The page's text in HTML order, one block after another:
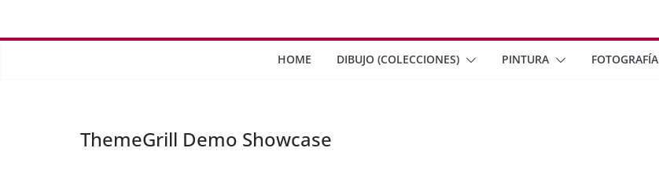
HOME DIBUJO (COLECCIONES) PINTURA FOTOGRAFÍA
ThemeGrill Demo Showcase